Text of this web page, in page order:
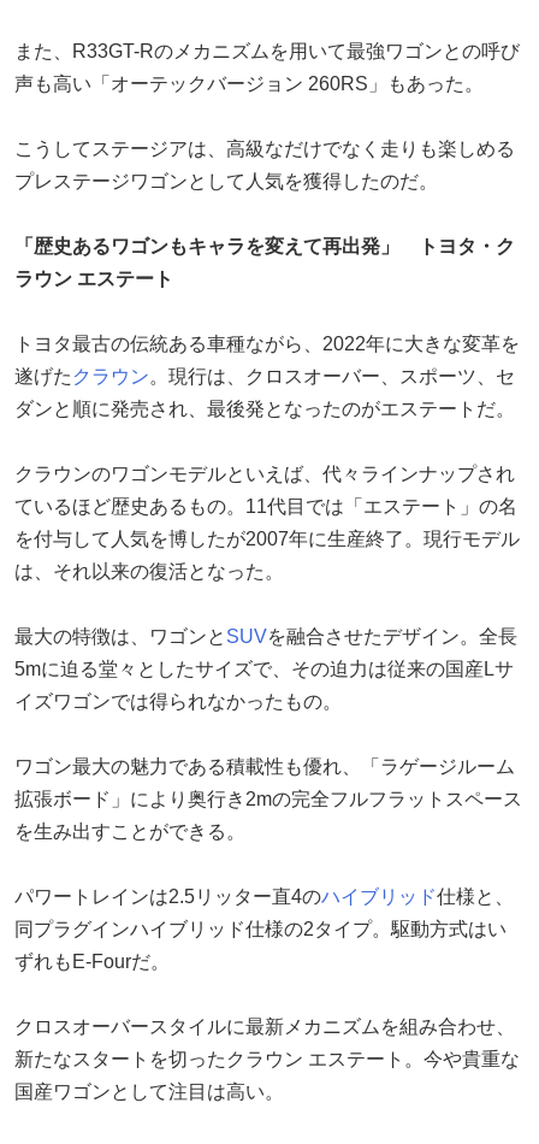
また、R33GT-Rのメカニズムを用いて最強ワゴンとの呼び
声も高い「オーテックバージョン 260RS」もあった。
こうしてステージアは、高級なだけでなく走りも楽しめる
プレステージワゴンとして人気を獲得したのだ。
「歴史あるワゴンもキャラを変えて再出発」 トヨタ・ク
ラウン エステート
トヨタ最古の伝統ある車種ながら、2022年に大きな変革を
遂げた クラウン。現行は、クロスオーバー、スポーツ、セ
ダンと順に発売され、最後発となったのがエステートだ。
クラウンのワゴンモデルといえば、代々ラインナップされ
ているほど歴史あるもの。11代目では「エステート」の名
を付与して人気を博したが2007年に生産終了。現行モデル
は、それ以来の復活となった。
最大の特徴は、ワゴンと SUVを融合させたデザイン。全長
5mに迫る堂々としたサイズで、その迫力は従来の国産Lサ
イズワゴンでは得られなかったもの。
ワゴン最大の魅力である積載性も優れ、「ラゲージルーム
拡張ボード」により奥行き2mの完全フルフラットスペース
を生み出すことができる。
パワートレインは2.5リッター直4のハイブリッド仕様と、
同プラグインハイブリッド仕様の2タイプ。駆動方式はい
ずれもE-Fourだ。
クロスオーバースタイルに最新メカニズムを組み合わせ、
新たなスタートを切ったクラウン エステート。今や貴重な
国産ワゴンとして注目は高い。